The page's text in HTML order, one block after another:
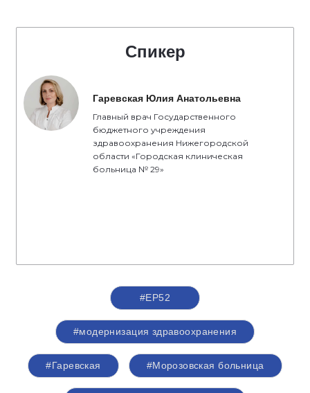
Спикер
Гаревская Юлия Анатольевна
Главный врач Государственного
бюджетного учреждения
здравоохранения Нижегородской
области «Городская клиническая
больница № 29»
#ЕР52
#модернизация здравоохранения
#Гаревская #Морозовская больница